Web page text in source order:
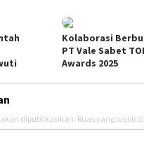
Kolaborasi
PT Vale Sabet
Awards 2025
dipublikasikan. Ruas yang wajib